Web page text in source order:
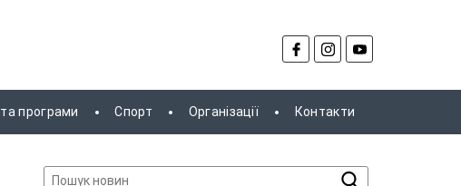
програми Спорт Організації Контакти